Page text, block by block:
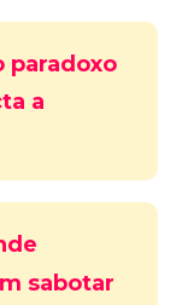
paradoxo
a
sabotar